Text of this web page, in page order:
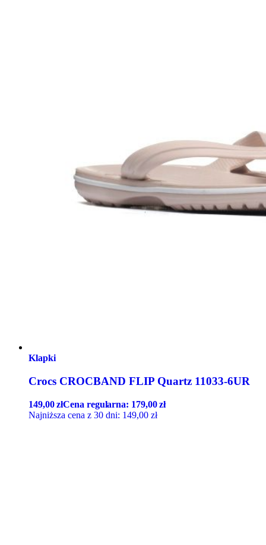
Klapki
Crocs CROCBAND FLIP Quartz 11033-6UR
149,00złCena regularna: 179,00zł
Najniższa cena z 30 dni: 149,00 zł